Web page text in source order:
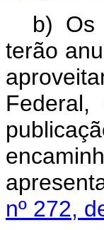
b) Os
terão
nº 272,